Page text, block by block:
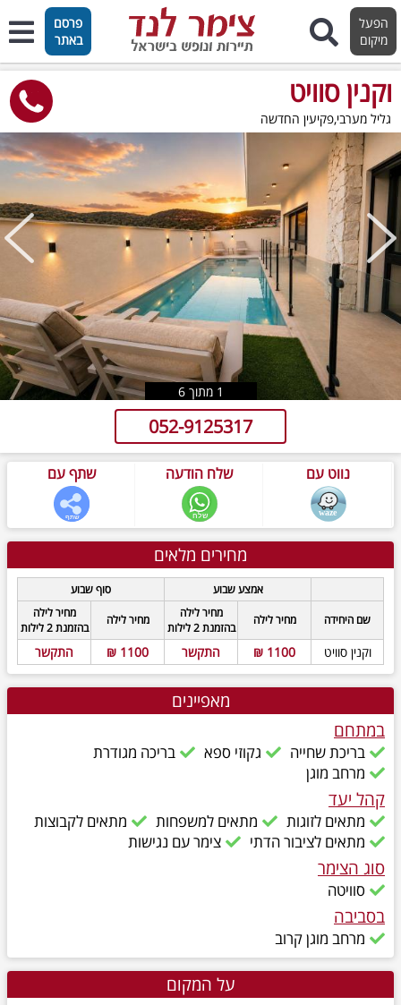
הפעל
מיקום
פרסם
באתר
וקנין סוויט
גליל מערבי,פקיעין החדשה
טוען תמונות..
1 מתוך6
052-9125317
שתף עם שלח הודעה נווט עם
מחירים מלאים
אמצע שבוע
סוף שבוע
שם היחידה
מחיר לילה
מחיר לילה
בהזמנת 2 לילות
מחיר לילה
מחיר לילה
בהזמנת 2 לילות
וקנין סוויט 1100 ₪ התקשר 1100 ₪ התקשר
מאפיינים
במתחם
בריכת שחייה גקוזי ספא
בריכה מגודרת
מרחב מוגן
קהל יעד
מתאים לזוגות מתאים למשפחות
מתאים לקבוצות
מתאים לציבור הדתי
צימר עם נגישות
סוג הצימר
סוויטה
בסביבה
מרחב מוגן קרוב
על המקום